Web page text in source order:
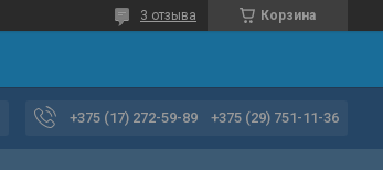
Корзина
3 отзыва
+375 (17) 272-59-89 +375 (29) 751-11-36